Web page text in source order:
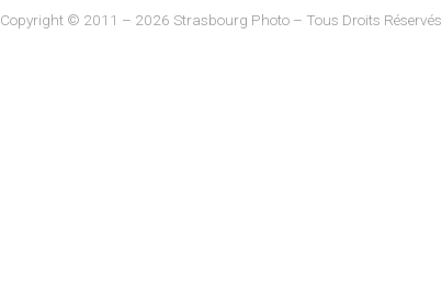
Copyright © 2011 – 2026 Strasbourg Photo – Tous Droits Réservés.